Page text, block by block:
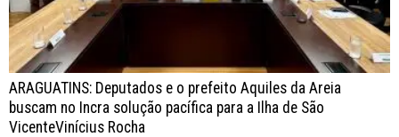
ARAGUATINS: Deputados e o prefeito Aquiles da Areia
buscam no Incra solução pacífica para a Ilha de São
VicenteVinícius Rocha